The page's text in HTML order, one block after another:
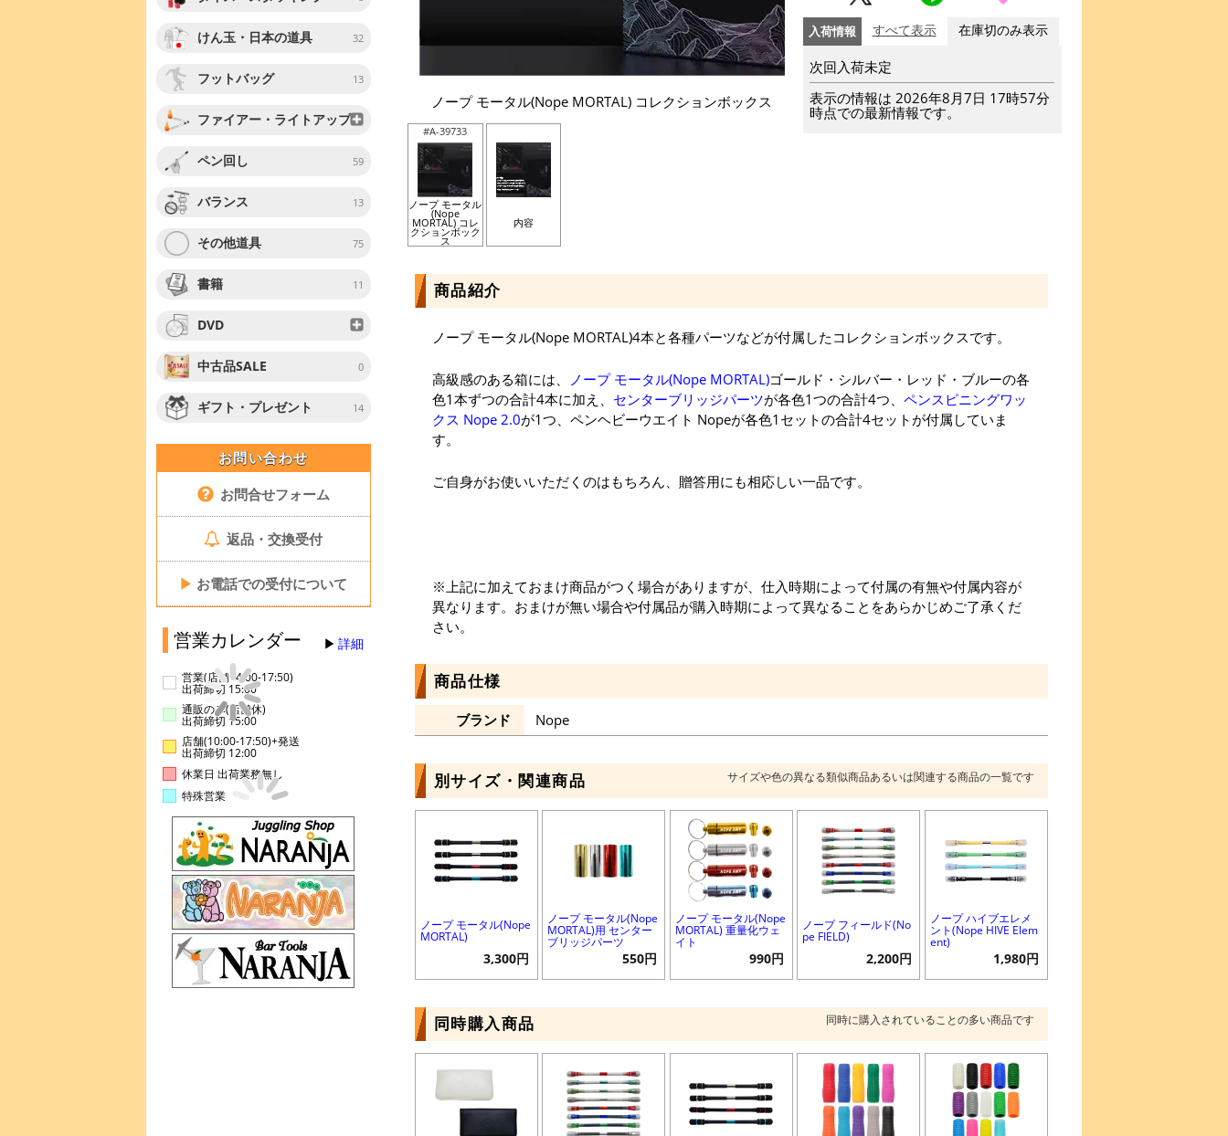
けん玉・日本の道具 32
フットバッグ 13
ファイアー・ライトアップ
ペン回し 59
バランス 13
その他道具 75
書籍 11
DVD
中古品SALE 0
ギフト・プレゼント 14
お問い合わせ
お問合せフォーム
返品・交換受付
▶ お電話での受付について
営業カレンダー 詳細
営業(店舗14:00-17:50)
出荷締切 15:00
通販のみ(店舗休)
出荷締切 15:00
店舗(10:00-17:50)+発送
出荷締切 12:00
休業日 出荷業務無し
特殊営業
ノープ モータル(Nope MORTAL) コレクションボックス
#A-39733
ノープ モータル
(Nope
MORTAL) コレ
クションボック
ス
内容
入荷情報 すべて表示 在庫切のみ表示
次回入荷未定
表示の情報は 2026年8月7日 17時57分
時点での最新情報です。
商品紹介
ノープ モータル(Nope MORTAL)4本と各種パーツなどが付属したコレクションボックスです。
高級感のある箱には、 ノープ モータル(Nope MORTAL)ゴールド・シルバー・レッド・ブルーの各
色1本ずつの合計4本に加え、 センターブリッジパーツが各色1つの合計4つ、 ペンスピニングワッ
クス Nope 2.0が1つ、ペンヘビーウエイト Nopeが各色1セットの合計4セットが付属していま
す。
ご自身がお使いいただくのはもちろん、贈答用にも相応しい一品です。
※上記に加えておまけ商品がつく場合がありますが、仕入時期によって付属の有無や付属内容が
異なります。おまけが無い場合や付属品が購入時期によって異なることをあらかじめご了承くだ
さい。
商品仕様
ブランド Nope
別サイズ・関連商品 サイズや色の異なる類似商品あるいは関連する商品の一覧です
ノープ モータル(Nope
MORTAL)
3,300円
ノープ モータル(Nope
MORTAL)用 センター
ブリッジパーツ
550円
ノープ モータル(Nope
MORTAL) 重量化ウェ
イト
990円
ノープ フィールド(No
pe FIELD)
2,200円
ノープ ハイブエレメ
ント(Nope HIVE Elem
ent)
1,980円
同時購入商品 同時に購入されていることの多い商品です